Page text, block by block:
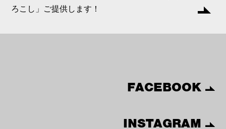
ろこし」ご提供します！
FACEBOOK
INSTAGRAM